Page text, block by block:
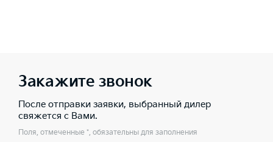
Закажите звонок
После отправки заявки, выбранный дилер
свяжется с Вами.
Поля, отмеченные *, обязательны для заполнения